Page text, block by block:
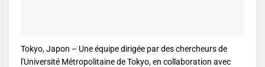
Tokyo, Japon – Une équipe dirigée par des chercheurs de
l'Université Métropolitaine de Tokyo, en collaboration avec